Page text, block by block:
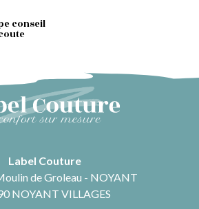
conseil
Label Couture
de Groleau - NOYANT
NOYANT VILLAGES